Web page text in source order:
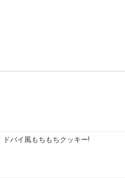
ドバイ風もちもちクッキー!